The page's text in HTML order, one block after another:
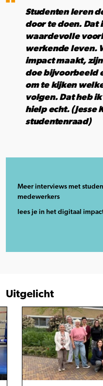
Studenten leren
door te doen. Dat
waardevolle
werkende leven.
impact maakt,
doe bijvoorbeeld
om te kijken
volgen. Dat heb
hielp echt. (Jesse
studentenraad)
Meer interviews met
medewerkers
lees je in het digitaal
Uitgelicht